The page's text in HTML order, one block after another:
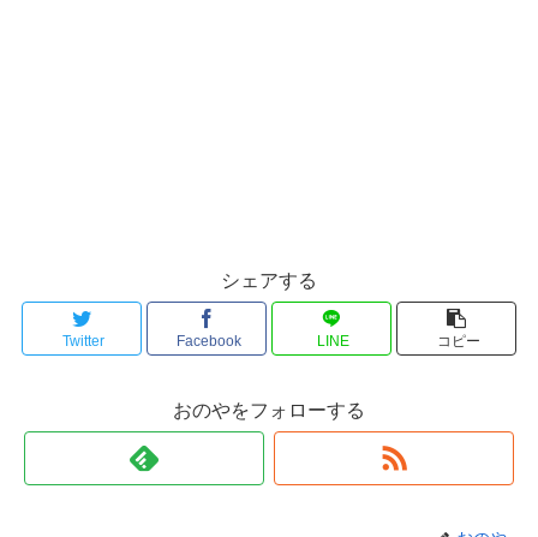
シェアする
Twitter Facebook LINE コピー
おのやをフォローする